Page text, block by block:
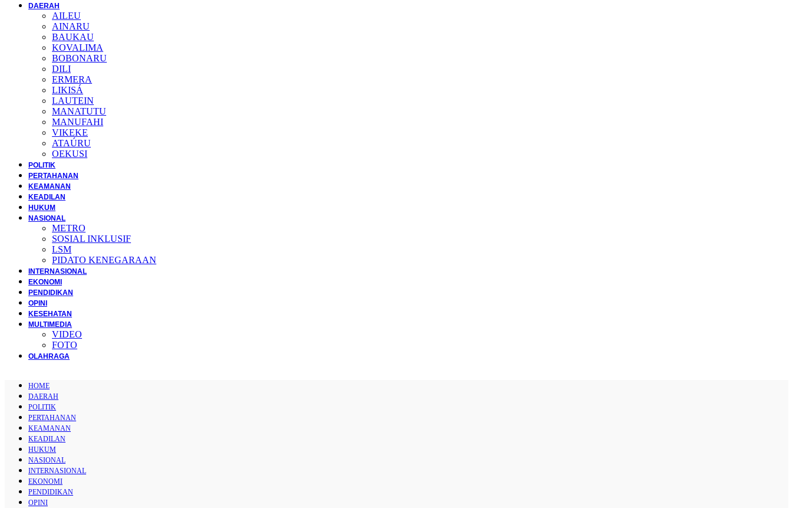
DAERAH
AILEU
AINARU
BAUKAU
KOVALIMA
BOBONARU
DILI
ERMERA
LIKISÁ
LAUTEIN
MANATUTU
MANUFAHI
VIKEKE
ATAÚRU
OEKUSI
POLITIK
PERTAHANAN
KEAMANAN
KEADILAN
HUKUM
NASIONAL
METRO
SOSIAL INKLUSIF
LSM
PIDATO KENEGARAAN
INTERNASIONAL
EKONOMI
PENDIDIKAN
OPINI
KESEHATAN
MULTIMEDIA
VIDEO
FOTO
OLAHRAGA
HOME
DAERAH
POLITIK
PERTAHANAN
KEAMANAN
KEADILAN
HUKUM
NASIONAL
INTERNASIONAL
EKONOMI
PENDIDIKAN
OPINI